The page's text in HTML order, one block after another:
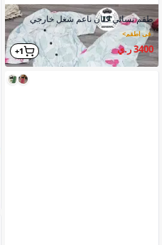
طقم نسائي كتان ناعم شغل خارجي
في اطقم>
3400 ر.ي 1+